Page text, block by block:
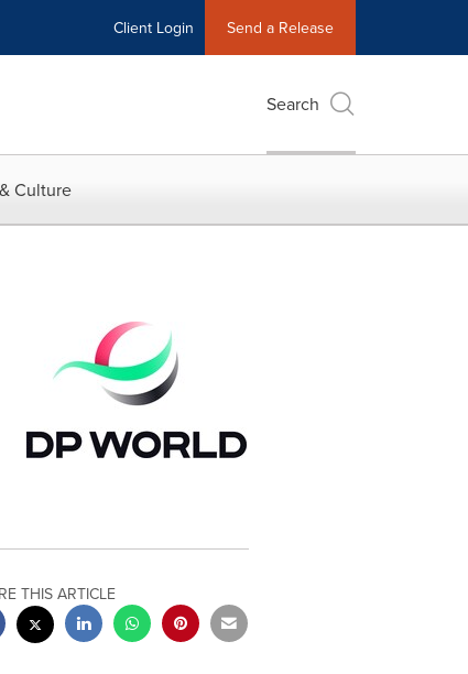
Client Login Send a Release
Search
Culture
THIS ARTICLE